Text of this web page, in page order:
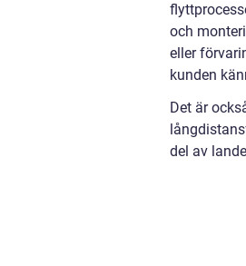
och
eller
kunden
Det är
del av